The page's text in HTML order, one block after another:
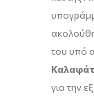
του υπό
για την